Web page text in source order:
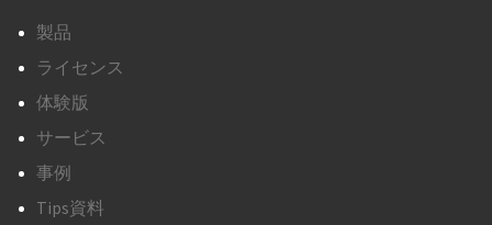
製品
ライセンス
体験版
サービス
事例
Tips資料